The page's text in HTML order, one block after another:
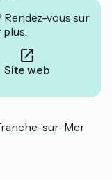
Rendez-vous sur
plus.
Site web
sur-Mer